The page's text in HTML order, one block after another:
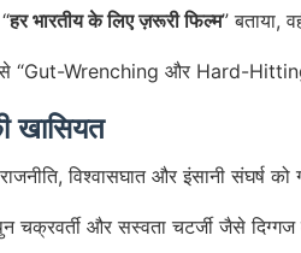
हर भारतीय के लिए ज़रूरी फिल्म” बताया,
“Gut-Wrenching और Hard-
खासियत
विश्वासघात और इंसानी संघर्ष को
चक्रवर्ती और सस्वता चटर्जी जैसे